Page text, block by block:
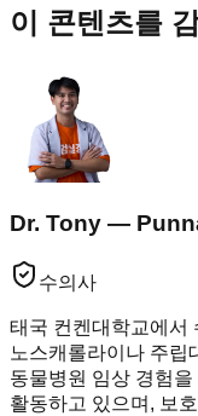
이 콘텐츠를
Dr. Tony —
수의사
태국 컨켄대학교에서
노스캐롤라이나 주립
동물병원 임상 경험
활동하고 있으며, 보